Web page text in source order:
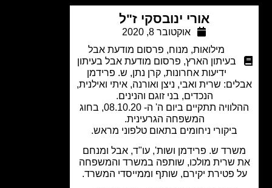
אורי ינובסקי ז"ל
אוקטובר 8, 2020
,מנוח,פרסום מודעת אבל
בעיתון הארץ,פרסום מודעת אבל בעיתון
ידיעות אחרונות,קרן נתן ,ש. פרידמן
שרית ואבי, ניצן ואורנה, איתי ואילנית,
הנכדים, בני זוגם והנינים.
ההלוויה תתקיים ביום ה' ה- 08.10.20, בחוג
המשפחה הגרעינית.
ביקורי ניחומים בתאום טלפוני מראש.
ש. פרידמן ושות', עו"ד, אבל ומנחם
שרית מולכו, שותפה במשרד והמשפחה
פטירת יקירם, שותף וממייסדי המשרד.